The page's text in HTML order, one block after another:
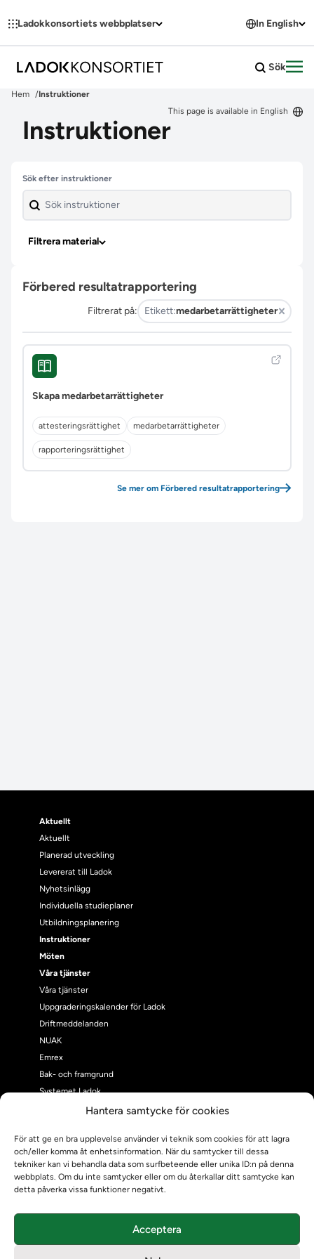
Hantera samtycke för cookies
För att ge en bra upplevelse använder vi teknik som cookies för att lagra
och/eller komma åt enhetsinformation. När du samtycker till dessa
tekniker kan vi behandla data som surfbeteende eller unika ID:n på denna
webbplats. Om du inte samtycker eller om du återkallar ditt samtycke kan
detta påverka vissa funktioner negativt.
Acceptera
Ladokkonsortiets webbplatser In English
Sök
Hem
Instruktioner
This page is available in English
Instruktioner
Hoppa över filter
Sök efter instruktioner
Filtrera material
Förbered resultatrapportering
Filtrerat på: Etikett:medarbetarrättigheter
Skapa medarbetarrättigheter
attesteringsrättighet medarbetarrättigheter
rapporteringsrättighet
Se mer om Förbered resultatrapportering
Aktuellt
Aktuellt
Planerad utveckling
Levererat till Ladok
Nyhetsinlägg
Individuella studieplaner
Utbildningsplanering
Instruktioner
Möten
Våra tjänster
Våra tjänster
Uppgraderingskalender för Ladok
Driftmeddelanden
NUAK
Emrex
Bak- och framgrund
Systemet Ladok
Verifiera eller kontrollera bevis
Om oss
Om oss
Om Ladokkonsortiet
Ladokkonsortiet internationellt
Teamens sammansättning och arbetet på Ladokkonsortiet
Användarkontakter